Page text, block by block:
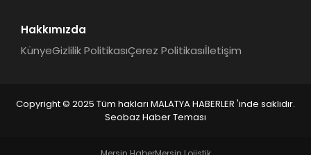
Hakkımızda
KünyeGizlilik PolitikasıÇerez Politikasıİletişim
Copyright © 2025 Tüm hakları MALATYA HABERLER 'inde saklıdır.
Seobaz Haber Teması